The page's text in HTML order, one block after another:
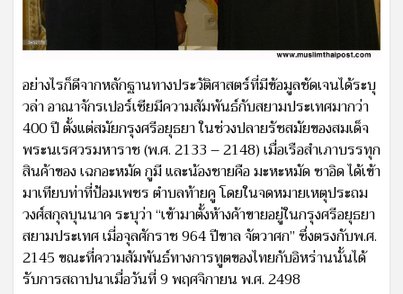
อย่างไรก็ดีจากหลักฐานทางประวัติศาสตร์ที่มีข้อมูลชัดเจนได้ระบุ
วล่า อาณาจักรเปอร์เซียมีความสัมพันธ์กับสยามประเทศมากว่า
400 ปี ตั้งแต่สมัยกรุงศรีอยุธยา ในช่วงปลายรัชสมัยของสมเด็จ
พระนเรศวรมหาราช (พ.ศ. 2133 – 2148) เมื่อเรือสำเภาบรรทุก
สินค้าของ เฉกอะหมัด กูมี และน้องชายคือ มะหะหมัด ซาอิด ได้เข้า
มาเทียบท่าที่ป้อมเพชร ตำบลท้ายคู โดยในจดหมายเหตุประถม
วงศ์สกุลบุนนาค ระบุว่า “เข้ามาตั้งห้างค้าขายอยู่ในกรุงศรีอยุธยา
สยามประเทศ เมี่อจุลศักราช 964 ปีขาล จัตวาศก” ซึ่งตรงกับพ.ศ.
2145 ขณะที่ความสัมพันธ์ทางการทูตของไทยกับอิหร่านนั้นได้
รับการสถาปนาเมื่อวันที่ 9 พฤศจิกายน พ.ศ. 2498